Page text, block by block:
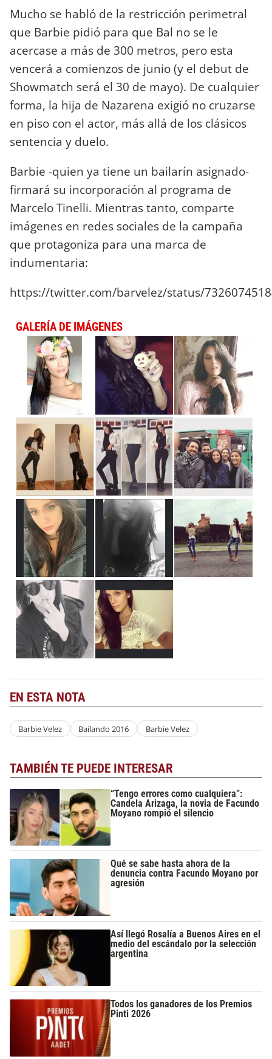
Mucho se habló de la restricción perimetral
que Barbie pidió para que Bal no se le
acercase a más de 300 metros, pero esta
vencerá a comienzos de junio (y el debut de
Showmatch será el 30 de mayo). De cualquier
forma, la hija de Nazarena exigió no cruzarse
en piso con el actor, más allá de los clásicos
sentencia y duelo.
Barbie -quien ya tiene un bailarín asignado-
firmará su incorporación al programa de
Marcelo Tinelli. Mientras tanto, comparte
imágenes en redes sociales de la campaña
que protagoniza para una marca de
indumentaria:
https://twitter.com/barvelez/status/
GALERÍA DE IMÁGENES
EN ESTA NOTA
Barbie Velez Bailando 2016 Barbie Velez
TAMBIÉN TE PUEDE INTERESAR
“Tengo errores como cualquiera”:
Candela Arizaga, la novia de Facundo
Moyano rompió el silencio
Qué se sabe hasta ahora de la
denuncia contra Facundo Moyano por
agresión
Así llegó Rosalía a Buenos Aires en el
medio del escándalo por la selección
argentina
Todos los ganadores de los Premios
Pinti 2026